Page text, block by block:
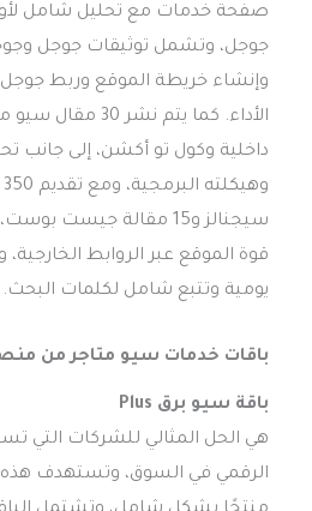
جوجل، وتشمل توثيقات جوجل
وإنشاء خريطة الموقع وربط جوجل
الأداء. كما يتم
داخلية وكول تو أكشن، إلى جانب
سيجنالز و15 مقالة جيست
قوة الموقع عبر الروابط الخارجية،
يومية وتتبع شامل لكلمات البحث.
باقات خدمات سيو متاجر من
باقة سيو برق Plus
هي الحل المثالي للشركات التي